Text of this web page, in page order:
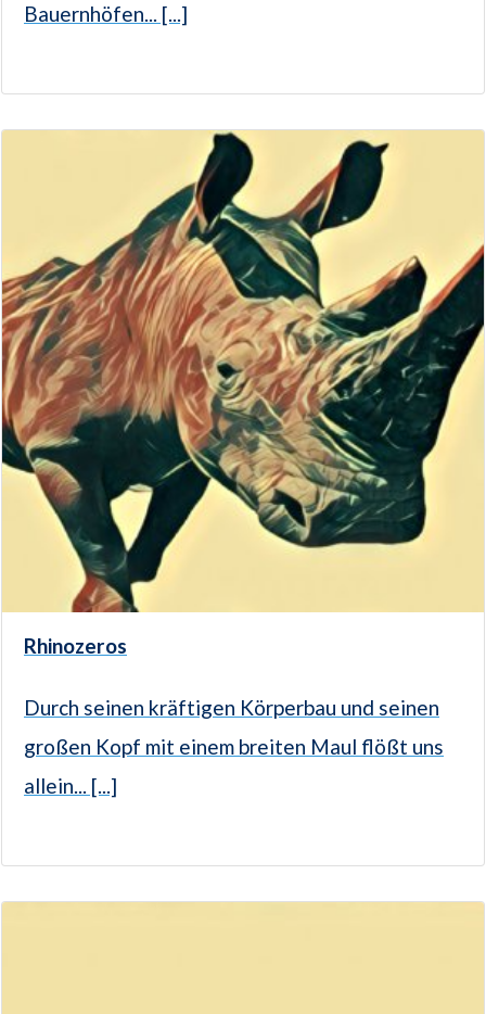
Bauernhöfen... [...]
Rhinozeros
Durch seinen kräftigen Körperbau und seinen
großen Kopf mit einem breiten Maul flößt uns
allein... [...]